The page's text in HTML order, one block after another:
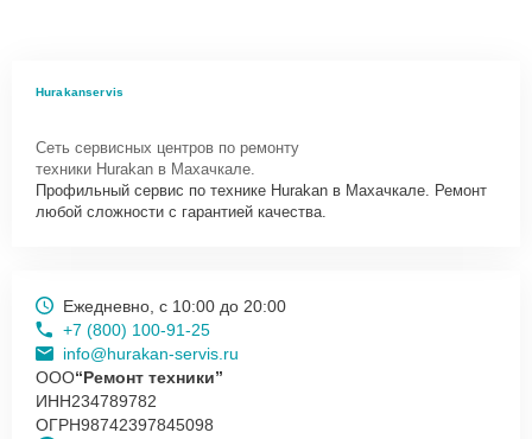
Hurakanservis
Сеть сервисных центров по ремонту
техники Hurakan в Махачкале.
Профильный сервис по технике Hurakan в Махачкале. Ремонт
любой сложности с гарантией качества.
Ежедневно, с 10:00 до 20:00
+7 (800) 100-91-25
info@hurakan-servis.ru
ООО“Ремонт техники”
ИНН234789782
ОГРН98742397845098